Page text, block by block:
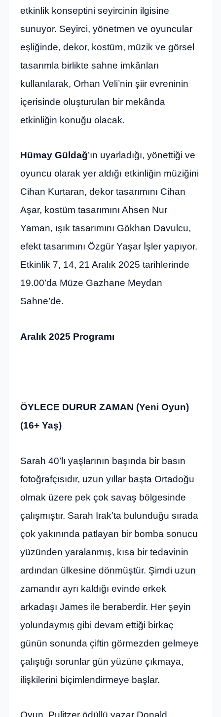
etkinlik konseptini seyircinin ilgisine
sunuyor. Seyirci, yönetmen ve oyuncular
eşliğinde, dekor, kostüm, müzik ve görsel
tasarımla birlikte sahne imkânları
kullanılarak, Orhan Veli’nin şiir evreninin
içerisinde oluşturulan bir mekânda
etkinliğin konuğu olacak.
Hümay Güldağ’ın uyarladığı, yönettiği ve
oyuncu olarak yer aldığı etkinliğin müziğini
Cihan Kurtaran, dekor tasarımını Cihan
Aşar, kostüm tasarımını Ahsen Nur
Yaman, ışık tasarımını Gökhan Davulcu,
efekt tasarımını Özgür Yaşar İşler yapıyor.
Etkinlik 7, 14, 21 Aralık 2025 tarihlerinde
19.00’da Müze Gazhane Meydan
Sahne’de.
Aralık 2025 Programı
ÖYLECE DURUR ZAMAN (Yeni Oyun)
(16+ Yaş)
Sarah 40’lı yaşlarının başında bir basın
fotoğrafçısıdır, uzun yıllar başta Ortadoğu
olmak üzere pek çok savaş bölgesinde
çalışmıştır. Sarah Irak’ta bulunduğu sırada
çok yakınında patlayan bir bomba sonucu
yüzünden yaralanmış, kısa bir tedavinin
ardından ülkesine dönmüştür. Şimdi uzun
zamandır ayrı kaldığı evinde erkek
arkadaşı James ile beraberdir. Her şeyin
yolundaymış gibi devam ettiği birkaç
günün sonunda çiftin görmezden gelmeye
çalıştığı sorunlar gün yüzüne çıkmaya,
ilişkilerini biçimlendirmeye başlar.
Oyun, Pulitzer ödüllü yazar Donald